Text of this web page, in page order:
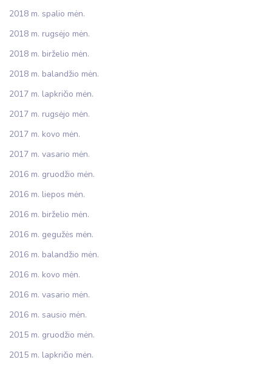
2018 m. spalio mėn.
2018 m. rugsėjo mėn.
2018 m. birželio mėn.
2018 m. balandžio mėn.
2017 m. lapkričio mėn.
2017 m. rugsėjo mėn.
2017 m. kovo mėn.
2017 m. vasario mėn.
2016 m. gruodžio mėn.
2016 m. liepos mėn.
2016 m. birželio mėn.
2016 m. gegužės mėn.
2016 m. balandžio mėn.
2016 m. kovo mėn.
2016 m. vasario mėn.
2016 m. sausio mėn.
2015 m. gruodžio mėn.
2015 m. lapkričio mėn.